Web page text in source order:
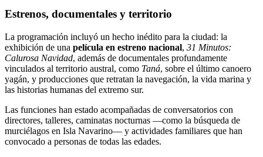
Estrenos, documentales y territorio
La programación incluyó un hecho inédito para la ciudad: la
exhibición de una película en estreno nacional, 31 Minutos:
Calurosa Navidad, además de documentales profundamente
vinculados al territorio austral, como Taná, sobre el último canoero
yagán, y producciones que retratan la navegación, la vida marina y
las historias humanas del extremo sur.
Las funciones han estado acompañadas de conversatorios con
directores, talleres, caminatas nocturnas —como la búsqueda de
murciélagos en Isla Navarino— y actividades familiares que han
convocado a personas de todas las edades.